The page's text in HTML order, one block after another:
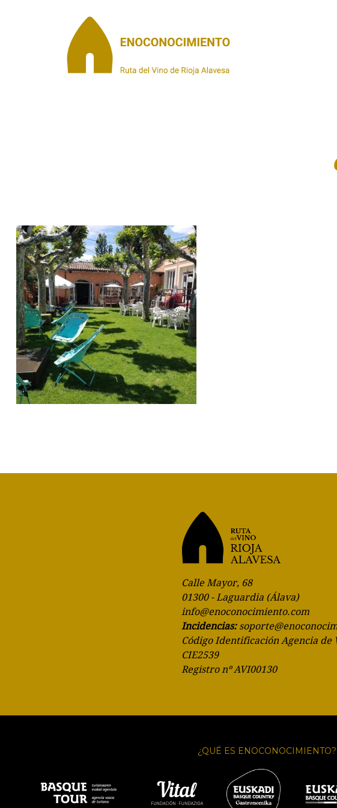
Calle Mayor, 68
01300 - Laguardia (Álava)
info@enoconocimiento.com
Incidencias:
Código Identificación Agencia de
CIE2539
Registro nº AVI00130
¿QUÉ ES ENOCONOCIMIENTO?